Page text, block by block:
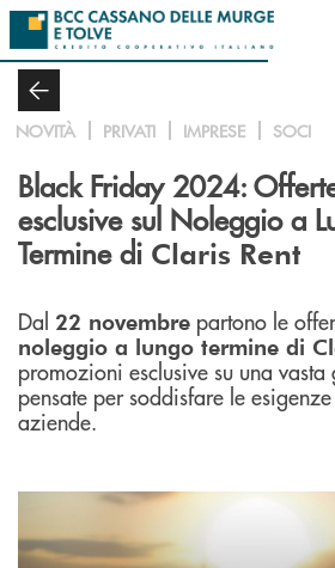
Salta al contenuto principale
NOVITÀ PRIVATI IMPRESE SOCI
Black Friday 2024:
esclusive sul Noleggio a
Termine di Claris Rent
Dal 22 novembre partono le
noleggio a lungo termine di
promozioni esclusive su una
pensate per soddisfare le
aziende.